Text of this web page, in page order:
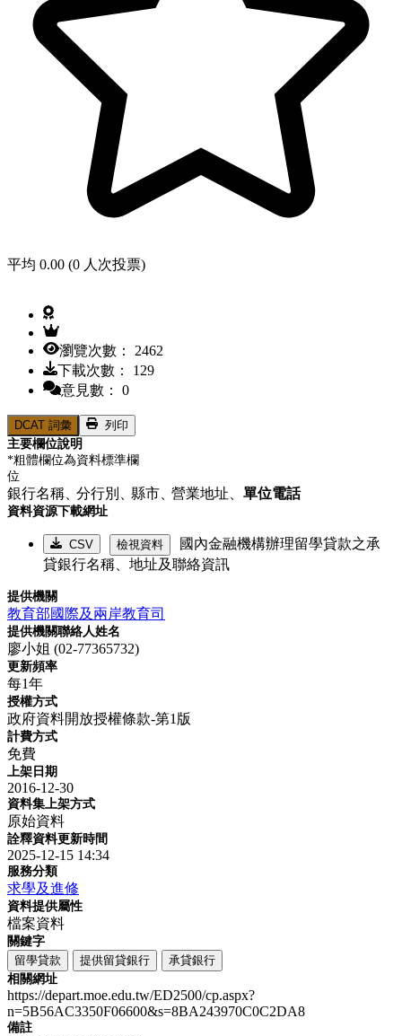
平均 0.00 (0 人次投票)
瀏覽次數： 2462
下載次數： 129
意見數： 0
DCAT 詞彙
列印
主要欄位說明
*粗體欄位為資料標準欄
位
銀行名稱、分行別、縣市、營業地址、 單位電話
資料資源下載網址
CSV 檢視資料
國內金融機構辦理留學貸款之承
貸銀行名稱、地址及聯絡資訊
提供機關
教育部國際及兩岸教育司
提供機關聯絡人姓名
廖小姐 (02-77365732)
更新頻率
每1年
授權方式
政府資料開放授權條款-第1版
計費方式
免費
上架日期
2016-12-30
資料集上架方式
原始資料
詮釋資料更新時間
2025-12-15 14:34
服務分類
求學及進修
資料提供屬性
檔案資料
關鍵字
留學貸款
提供留貸銀行
承貸銀行
相關網址
https://depart.moe.edu.tw/ED2500/cp.aspx?
n=5B56AC3350F06600&s=8BA243970C0C2DA8
備註